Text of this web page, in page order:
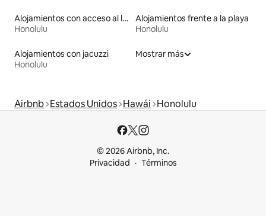
Alojamientos con acceso al lago
Honolulu
Alojamientos frente a la playa
Honolulu
Alojamientos con jacuzzi
Honolulu
Mostrar más
Airbnb Estados Unidos Hawái Honolulu
© 2026 Airbnb, Inc.
Privacidad
Términos